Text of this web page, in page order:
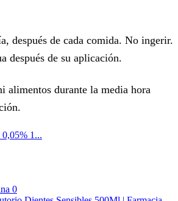
después de cada comida. No ingerir.
después de su aplicación.
alimentos durante la media hora
1...